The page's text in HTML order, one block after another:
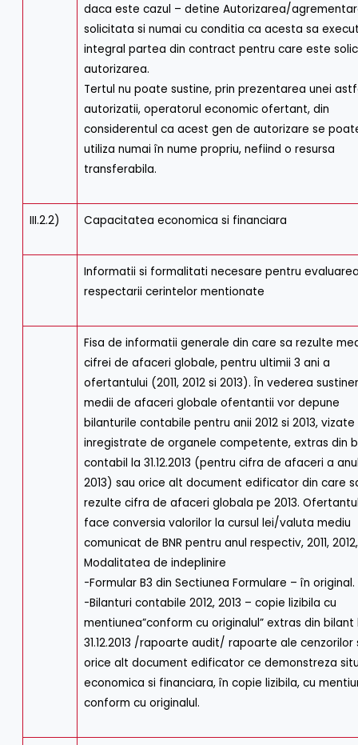
daca este cazul – detine Autorizarea/
solicitata si numai cu conditia ca acesta sa
integral partea din contract pentru care este
autorizarea.
Tertul nu poate sustine, prin prezentarea unei
autorizatii, operatorul economic ofertant, din
considerentul ca acest gen de autorizare se
utiliza numai în nume propriu, nefiind o resursa
transferabila.
III.2.2) Capacitatea economica si financiara
Informatii si formalitati necesare pentru
respectarii cerintelor mentionate
Fisa de informatii generale din care sa rezulte
cifrei de afaceri globale, pentru ultimii 3 ani a
ofertantului (2011, 2012 si 2013). În vederea
medii de afaceri globale ofentantii vor depune
bilanturile contabile pentru anii 2012 si 2013, vizate
inregistrate de organele competente, extras din
contabil la 31.12.2013 (pentru cifra de afaceri a
2013) sau orice alt document edificator din care
rezulte cifra de afaceri globala pe 2013.
face conversia valorilor la cursul lei/valuta mediu
comunicat de BNR pentru anul respectiv, 2011,
Modalitatea de indeplinire
-Formular B3 din Sectiunea Formulare – în original.
-Bilanturi contabile 2012, 2013 – copie lizibila cu
mentiunea”conform cu originalul” extras din bilant
31.12.2013 /rapoarte audit/ rapoarte ale cenzorilor
orice alt document edificator ce demonstreza
economica si financiara, în copie lizibila, cu
conform cu originalul.